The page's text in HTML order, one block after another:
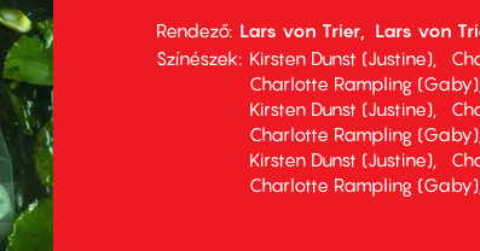
Rendező Lars von Trier Lars von
Színészek
Kirsten Dunst (Justine)
Charlotte Rampling (Gaby)
Kirsten Dunst (Justine)
Charlotte Rampling (Gaby)
Kirsten Dunst (Justine)
Charlotte Rampling (Gaby)